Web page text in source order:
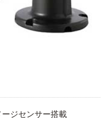
ジセンサー搭載